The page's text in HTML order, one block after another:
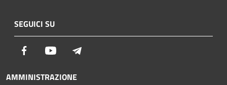
SEGUICI SU
Facebook Youtube
AMMINISTRAZIONE